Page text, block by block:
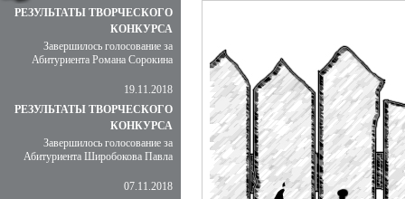
РЕЗУЛЬТАТЫ ТВОРЧЕСКОГО
КОНКУРСА
Завершилось голосование за
Абитуриента Романа Сорокина
19.11.2018
РЕЗУЛЬТАТЫ ТВОРЧЕСКОГО
КОНКУРСА
Завершилось голосование за
Абитуриента Широбокова Павла
07.11.2018